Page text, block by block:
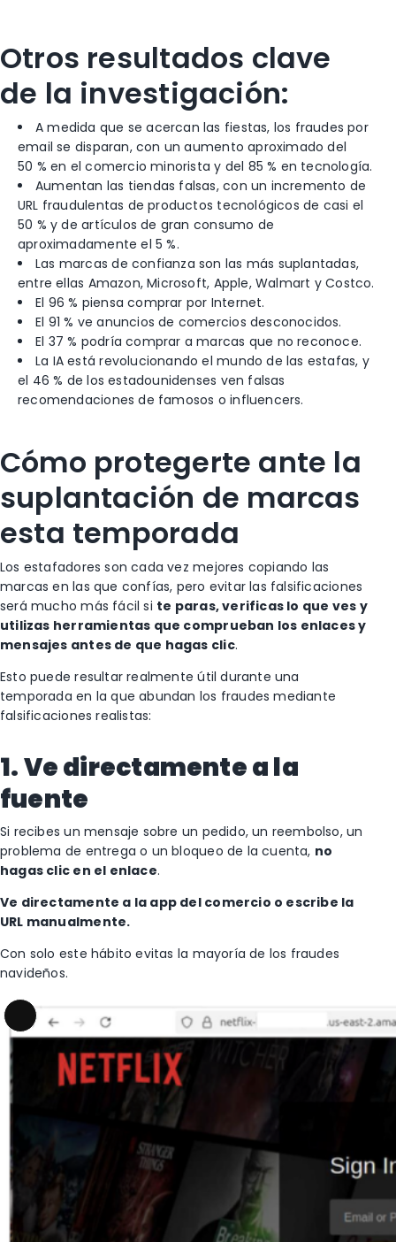
Otros resultados clave
de la investigación:
A medida que se acercan las fiestas, los fraudes por
email se disparan, con un aumento aproximado del
50 % en el comercio minorista y del 85 % en tecnología.
Aumentan las tiendas falsas, con un incremento de
URL fraudulentas de productos tecnológicos de casi el
50 % y de artículos de gran consumo de
aproximadamente el 5 %.
Las marcas de confianza son las más suplantadas,
entre ellas Amazon, Microsoft, Apple, Walmart y Costco.
El 96 % piensa comprar por Internet.
El 91 % ve anuncios de comercios desconocidos.
El 37 % podría comprar a marcas que no reconoce.
La IA está revolucionando el mundo de las estafas, y
el 46 % de los estadounidenses ven falsas
recomendaciones de famosos o influencers.
Cómo protegerte ante la
suplantación de marcas
esta temporada
Los estafadores son cada vez mejores copiando las
marcas en las que confías, pero evitar las falsificaciones
será mucho más fácil si te paras, verificas lo que ves y
utilizas herramientas que comprueban los enlaces y
mensajes antes de que hagas clic.
Esto puede resultar realmente útil durante una
temporada en la que abundan los fraudes mediante
falsificaciones realistas:
1. Ve directamente a la
fuente
Si recibes un mensaje sobre un pedido, un reembolso, un
problema de entrega o un bloqueo de la cuenta, no
hagas clic en el enlace.
Ve directamente a la app del comercio o escribe la
URL manualmente.
Con solo este hábito evitas la mayoría de los fraudes
navideños.
Long
Description